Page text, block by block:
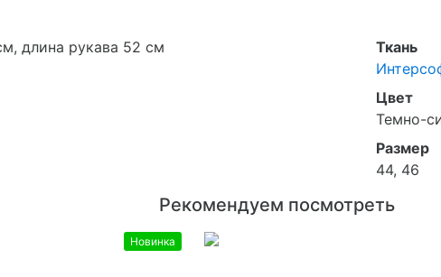
длина рукава 52 см
Ткань
Цвет
Темно-
Размер
44, 46
Рекомендуем посмотреть
Новинка